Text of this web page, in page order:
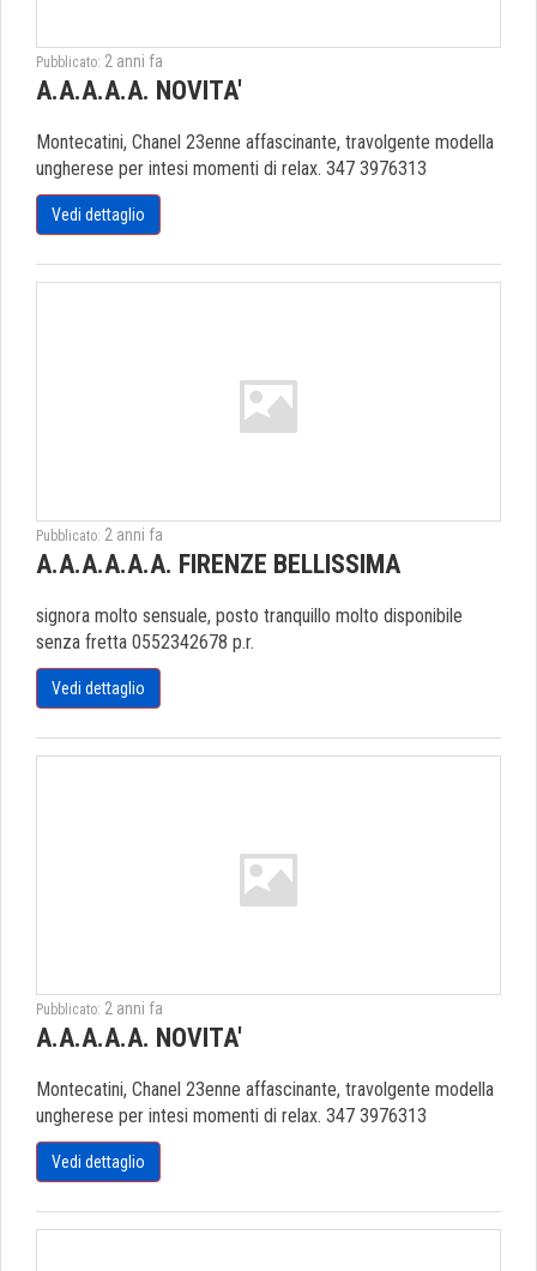
Pubblicato: 2 anni fa
A.A.A.A.A. NOVITA'
Montecatini, Chanel 23enne affascinante, travolgente modella
ungherese per intesi momenti di relax. 347 3976313
Vedi dettaglio
Pubblicato: 2 anni fa
A.A.A.A.A.A. FIRENZE BELLISSIMA
signora molto sensuale, posto tranquillo molto disponibile
senza fretta 0552342678 p.r.
Vedi dettaglio
Pubblicato: 2 anni fa
A.A.A.A.A. NOVITA'
Montecatini, Chanel 23enne affascinante, travolgente modella
ungherese per intesi momenti di relax. 347 3976313
Vedi dettaglio